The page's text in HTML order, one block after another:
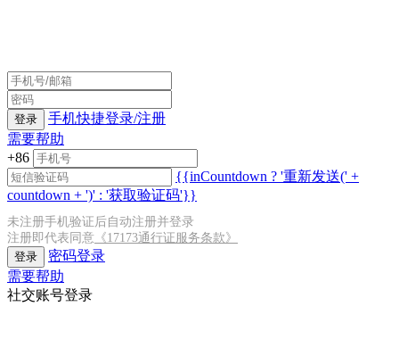
登录
手机快捷登录/注册
需要帮助
+86
{{inCountdown ? '重新发送(' +
countdown + ')' : '获取验证码'}}
未注册手机验证后自动注册并登录
注册即代表同意 《17173通行证服务条款》
登录
密码登录
需要帮助
社交账号登录